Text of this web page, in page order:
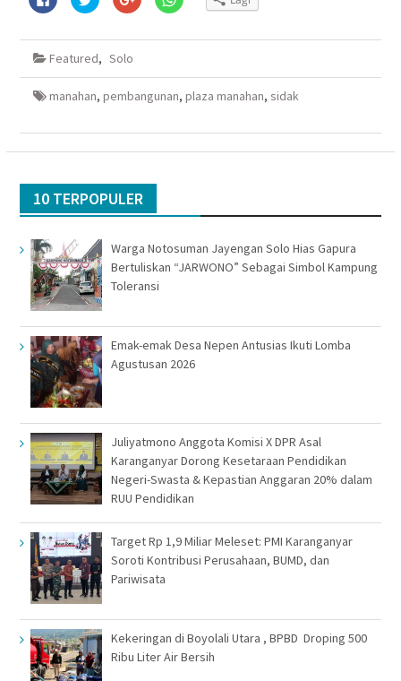
untuk
membagikan
Facebook(Membuka
jendela
baru)
untuk
berbagi
Twitter(Membuka
jendela
baru)
untuk
berbagi
Google+
yang
baru)
untuk
WhatsApp(Membuka
baru)
Featured, Solo
manahan, pembangunan, plaza manahan, sidak
10 TERPOPULER
Warga Notosuman Jayengan Solo Hias Gapura
Bertuliskan “JARWONO” Sebagai Simbol Kampung
Toleransi
Emak-emak Desa Nepen Antusias Ikuti Lomba
Agustusan 2026
Juliyatmono Anggota Komisi X DPR Asal
Karanganyar Dorong Kesetaraan Pendidikan
Negeri-Swasta & Kepastian Anggaran 20% dalam
RUU Pendidikan
Target Rp 1,9 Miliar Meleset: PMI Karanganyar
Soroti Kontribusi Perusahaan, BUMD, dan
Pariwisata
Kekeringan di Boyolali Utara , BPBD Droping 500
Ribu Liter Air Bersih